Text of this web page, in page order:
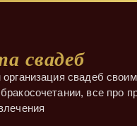
свадеб
организация свадеб
все про